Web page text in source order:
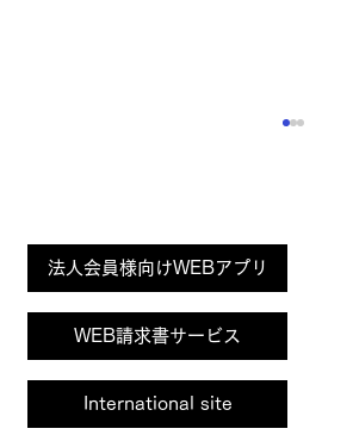
「ラインアート シャルマ
International site
法人会員様向けWEBアプリ
WEB請求書サービス